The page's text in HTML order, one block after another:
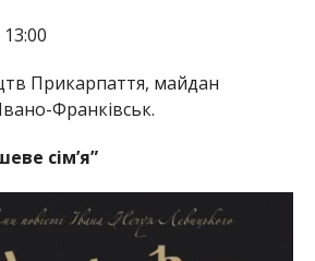
Прикарпаття, майдан
Франківськ.
сім’я”